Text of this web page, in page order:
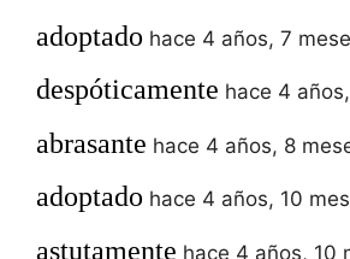
adoptado hace 4 años, 7
despóticamente hace 4
abrasante hace 4 años, 8
adoptado hace 4 años, 10
astutamente hace 4 años, 10